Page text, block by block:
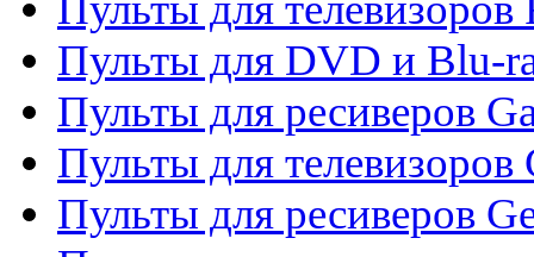
Пульты для DVD и Blu-
Пульты для ресиверов
Пульты для телевизоров
Пульты для ресиверов